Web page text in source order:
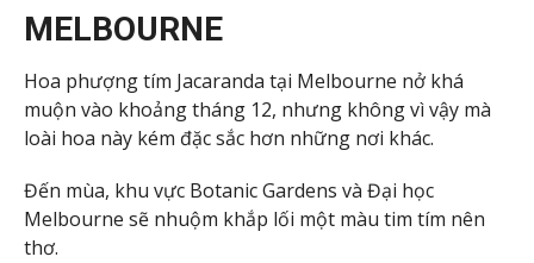
MELBOURNE
Hoa phượng tím Jacaranda tại Melbourne nở khá
muộn vào khoảng tháng 12, nhưng không vì vậy mà
loài hoa này kém đặc sắc hơn những nơi khác.
Đến mùa, khu vực Botanic Gardens và Đại học
Melbourne sẽ nhuộm khắp lối một màu tim tím nên
thơ.